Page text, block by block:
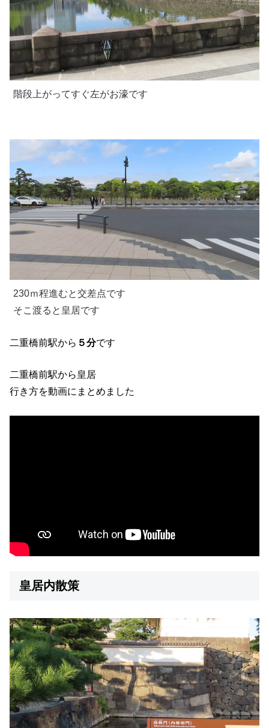
階段上がってすぐ左がお濠です
230ｍ程進むと交差点です
そこ渡ると皇居です
二重橋前駅から ５分です
二重橋前駅から皇居
行き方を動画にまとめました
皇居内散策